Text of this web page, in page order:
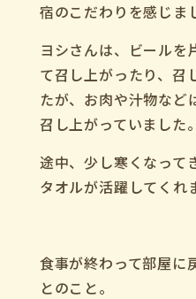
宿のこだわりを感じま
ヨシさんは、ビールを
て召し上がったり、召
たが、 お肉や汁物など
召し上がっていました。
途中、少し寒くなって
タオルが活躍してくれ
食事が終わって部屋に
とのこと。